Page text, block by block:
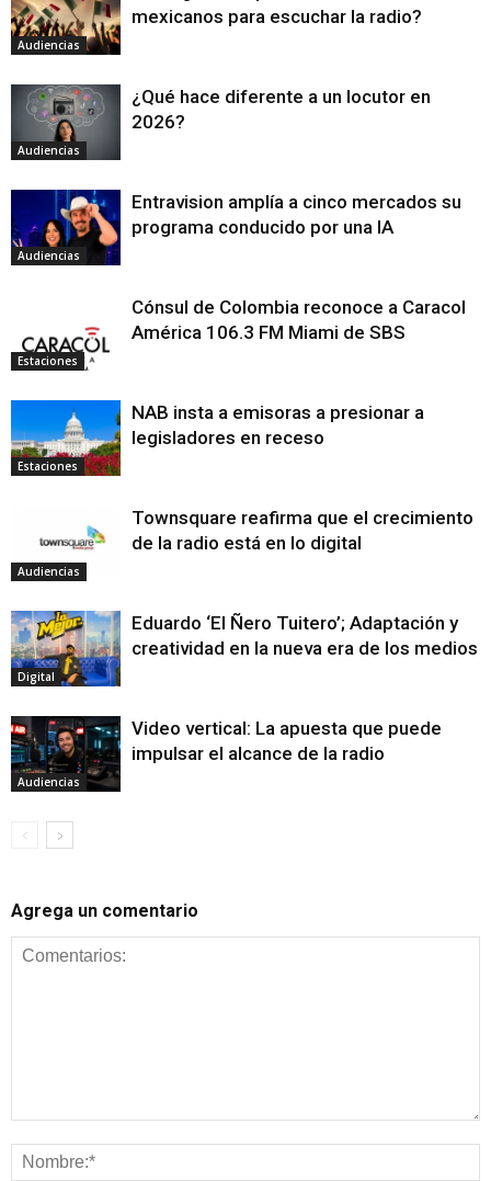
Audiencias
mexicanos para escuchar la radio?
Audiencias
¿Qué hace diferente a un locutor en
2026?
Audiencias
Entravision amplía a cinco mercados su
programa conducido por una IA
Estaciones
Cónsul de Colombia reconoce a Caracol
América 106.3 FM Miami de SBS
Estaciones
NAB insta a emisoras a presionar a
legisladores en receso
Audiencias
Townsquare reafirma que el crecimiento
de la radio está en lo digital
Digital
Eduardo ‘El Ñero Tuitero’; Adaptación y
creatividad en la nueva era de los medios
Audiencias
Video vertical: La apuesta que puede
impulsar el alcance de la radio
Agrega un comentario